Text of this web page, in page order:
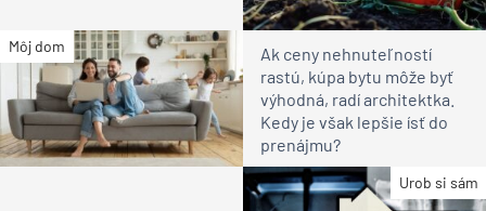
Môj dom
Ak ceny nehnuteľností
rastú, kúpa bytu môže byť
výhodná, radí architektka.
Kedy je však lepšie ísť do
prenájmu?
Urob si sám